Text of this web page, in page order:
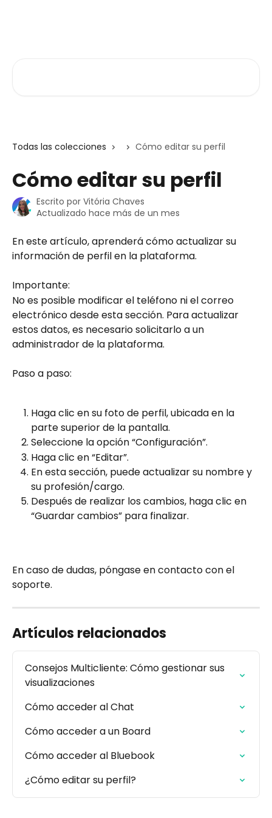
Todas las colecciones Cómo editar su perfil
Cómo editar su perfil
Escrito por Vitória Chaves
Actualizado hace más de un mes
En este artículo, aprenderá cómo actualizar su
información de perfil en la plataforma.
Importante:
No es posible modificar el teléfono ni el correo
electrónico desde esta sección. Para actualizar
estos datos, es necesario solicitarlo a un
administrador de la plataforma.
Paso a paso:
Haga clic en su foto de perfil, ubicada en la
parte superior de la pantalla.
Seleccione la opción “Configuración”.
Haga clic en “Editar”.
En esta sección, puede actualizar su nombre y
su profesión/cargo.
Después de realizar los cambios, haga clic en
“Guardar cambios” para finalizar.
En caso de dudas, póngase en contacto con el
soporte.
Artículos relacionados
Consejos Multicliente: Cómo gestionar sus
visualizaciones
Cómo acceder al Chat
Cómo acceder a un Board
Cómo acceder al Bluebook
¿Cómo editar su perfil?